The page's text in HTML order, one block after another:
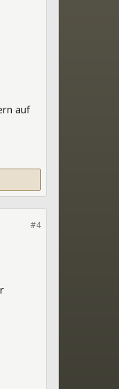
auf
#4